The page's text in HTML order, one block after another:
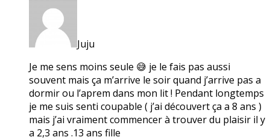
Juju
Je me sens moins seule 😅 je le fais pas aussi
souvent mais ça m’arrive le soir quand j’arrive pas a
dormir ou l’aprem dans mon lit ! Pendant longtemps
je me suis senti coupable ( j’ai découvert ça a 8 ans )
mais j’ai vraiment commencer à trouver du plaisir il y
a 2,3 ans .13 ans fille